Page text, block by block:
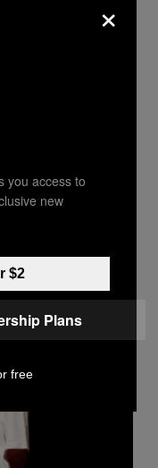
RADIO DISNEY
Make
Friend
×
you access to
new
$2
Plans
free